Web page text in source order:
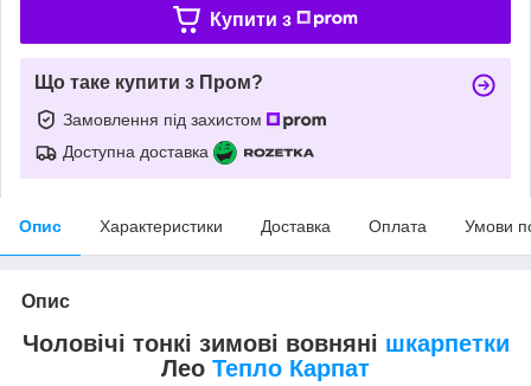
Купити з
Що таке купити з Пром?
Замовлення під захистом
Доступна доставка
Опис Характеристики Доставка Оплата Умови
Опис
Чоловічі тонкі зимові вовняні шкарпетки
Лео Тепло Карпат